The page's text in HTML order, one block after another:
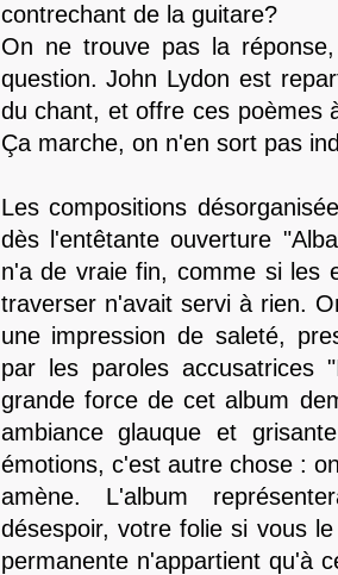
contrechant de la guitare?
On ne trouve pas la
question. John Lydon est
du chant, et offre ces poèmes
Ça marche, on n'en sort pas
Les compositions
dès l'entêtante ouverture
n'a de vraie fin, comme si les
traverser n'avait servi à rien.
une impression de saleté,
par les paroles
grande force de cet album
ambiance glauque et
émotions, c'est autre chose :
amène. L'album
désespoir, votre folie si vous
permanente n'appartient qu'à